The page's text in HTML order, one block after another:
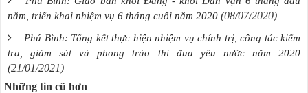
năm, triển khai nhiệm vụ 6 tháng cuối năm 2020 (08/07/2020)
Phú Bình: Tổng kết thực hiện nhiệm vụ chính trị, công tác kiểm
tra, giám sát và phong trào thi đua yêu nước năm 2020
(21/01/2021)
Những tin cũ hơn